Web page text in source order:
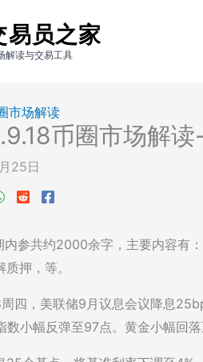
易员之家
解读与交易工具
市场解读
币圈市场解
25日
参共约2000余字，主要内容有
押，等。
四，美联储9月议息会议降息
数小幅反弹至97点。黄金小幅回